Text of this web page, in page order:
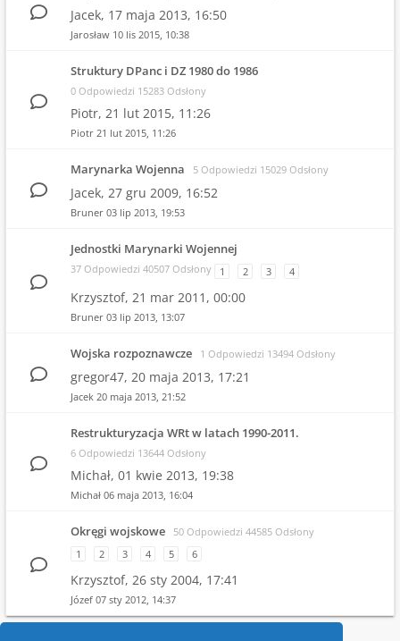
Jacek, 17 maja 2013, 16:50
Jarosław 10 lis 2015, 10:38
Struktury DPanc i DZ 1980 do 1986
0 Odpowiedzi 15283 Odsłony
Piotr, 21 lut 2015, 11:26
Piotr 21 lut 2015, 11:26
Marynarka Wojenna 5 Odpowiedzi 15029 Odsłony
Jacek, 27 gru 2009, 16:52
Bruner 03 lip 2013, 19:53
Jednostki Marynarki Wojennej
37 Odpowiedzi 40507 Odsłony 1 2 3 4
Krzysztof, 21 mar 2011, 00:00
Bruner 03 lip 2013, 13:07
Wojska rozpoznawcze 1 Odpowiedzi 13494 Odsłony
gregor47, 20 maja 2013, 17:21
Jacek 20 maja 2013, 21:52
Restrukturyzacja WRt w latach 1990-2011.
6 Odpowiedzi 13644 Odsłony
Michał, 01 kwie 2013, 19:38
Michał 06 maja 2013, 16:04
Okręgi wojskowe
50 Odpowiedzi 44585 Odsłony
1
2 3 4 5 6
Krzysztof, 26 sty 2004, 17:41
Józef 07 sty 2012, 14:37